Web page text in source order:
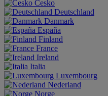
Česko
Deutschland
Danmark
España
Finland
France
Ireland
Italia
Luxembourg
Nederland
Norge